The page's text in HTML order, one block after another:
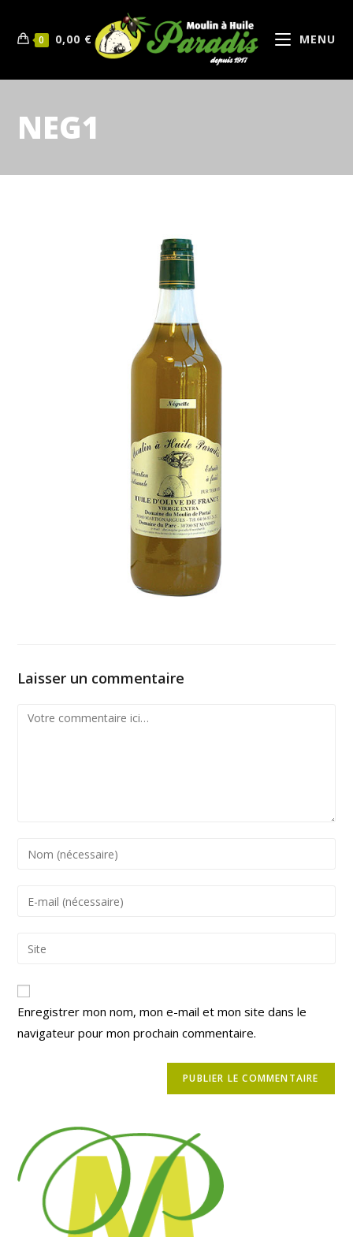
0 0,00 € MENU
NEG1
Laisser un commentaire
Enregistrer mon nom, mon e-mail et mon site dans le
navigateur pour mon prochain commentaire.